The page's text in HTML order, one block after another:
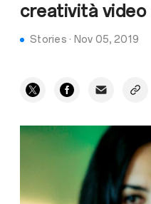
creatività
Stories · Nov 05, 2019